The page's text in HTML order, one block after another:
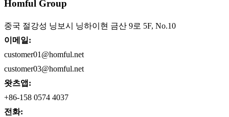
Homful Group
중국 절강성 닝보시 닝하이현 금산 9로 5F, No.10
이메일:
customer01@homful.net
customer03@homful.net
왓츠앱:
+86-158 0574 4037
전화: